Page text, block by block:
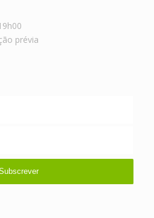
prévia